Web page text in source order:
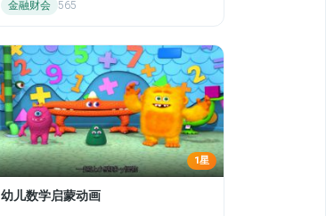
金融财会 565
1星
幼儿数学启蒙动画